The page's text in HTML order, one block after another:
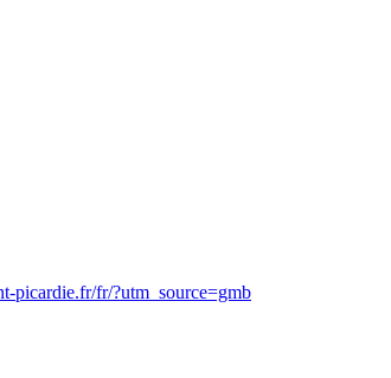
picardie.fr/fr/?utm_source=gmb